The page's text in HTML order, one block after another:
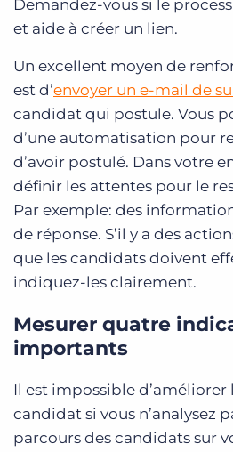
Demandez-vous si le
et aide à créer un lien.
Un excellent moyen de
est d’envoyer un e-mail de
candidat qui postule. Vous
d’une automatisation pour
d’avoir postulé. Dans votre
définir les attentes pour le
Par exemple: des
de réponse. S’il y a des
que les candidats doivent
indiquez-les clairement.
Mesurer quatre
importants
Il est impossible d’améliorer
candidat si vous n’analysez
parcours des candidats sur